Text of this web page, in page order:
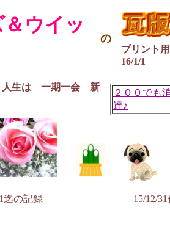
＆ウイッ
の
プリント用
16/1/1
生は 一期一会 新
２００でも
達♪
31迄の記録 15/12/31